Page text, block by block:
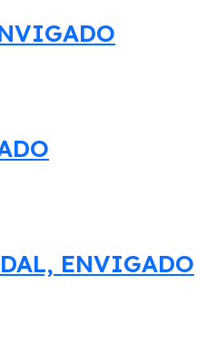
ENVIGADO